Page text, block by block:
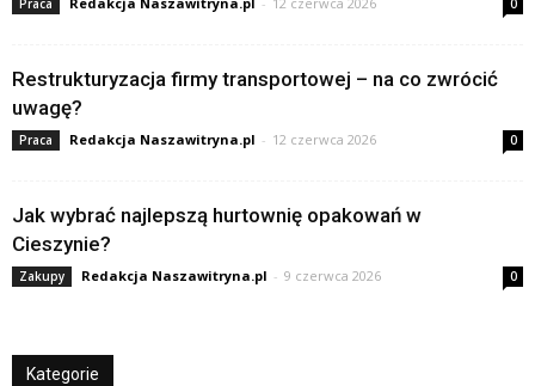
Praca 0
Restrukturyzacja firmy transportowej – na co zwrócić
uwagę?
Praca Redakcja Naszawitryna.pl - 12 czerwca 2026 0
Jak wybrać najlepszą hurtownię opakowań w
Cieszynie?
Zakupy Redakcja Naszawitryna.pl - 9 czerwca 2026 0
Kategorie